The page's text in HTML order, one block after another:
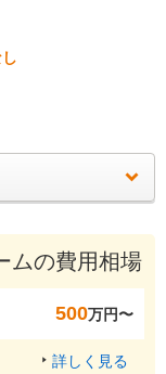
ムの費用相場
500万円〜
詳しく見る